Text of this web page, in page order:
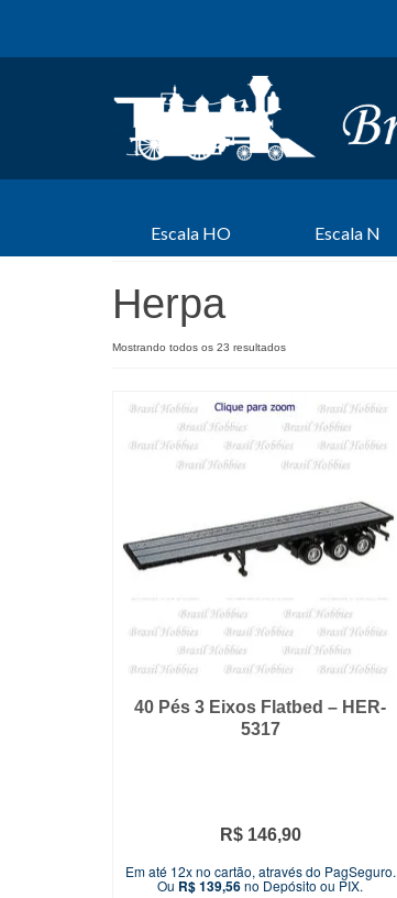
Escala HO Escala N
Herpa
Mostrando todos os 23 resultados
40 Pés 3 Eixos Flatbed – HER-
5317
R$146,90
Em até 12x no cartão, através do PagSeguro.
Ou R$139,56no Depósito ou PIX.